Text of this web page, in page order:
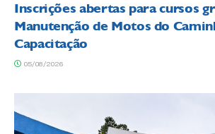
Inscrições abertas para cursos
Manutenção de Motos do
Capacitação
05/08/2026